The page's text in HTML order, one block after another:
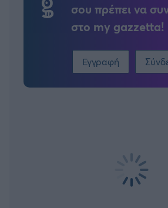
σου πρέπει να
στο my gazzetta!
Εγγραφή